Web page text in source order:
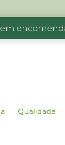
Qualidade